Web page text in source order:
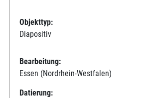
Objekttyp:
Diapositiv
Bearbeitung:
Essen (Nordrhein-Westfalen)
Datierung: